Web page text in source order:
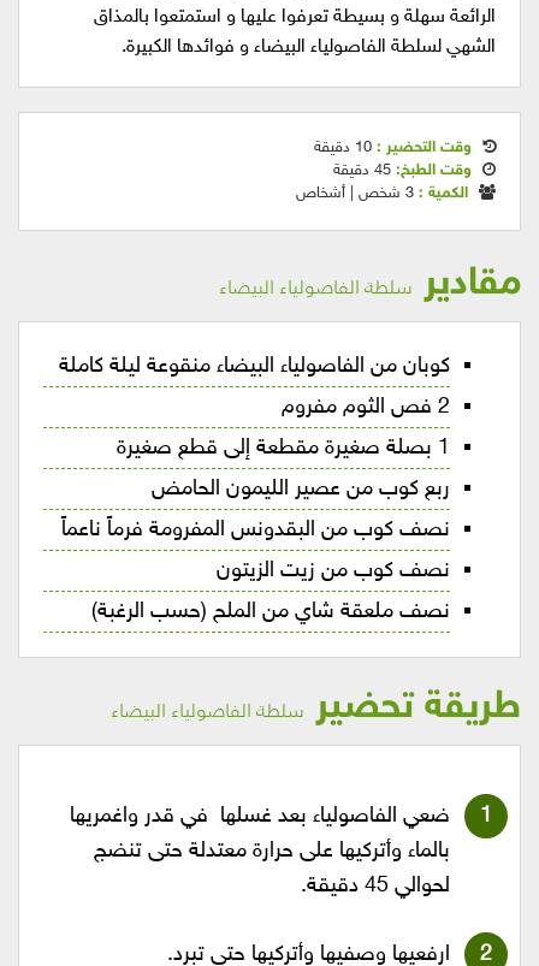
الرائعة سهلة و بسيطة تعرفوا عليها و استمتعوا بالمذاق
الشهي لسلطة الفاصولياء البيضاء و فوائدها الكبيرة.
وقت التحضير : 10 دقيقة
وقت الطبخ: 45 دقيقة
الكمية : 3 شخص | أشخاص
مقادير سلطة الفاصولياء البيضاء
كوبان من الفاصولياء البيضاء منقوعة ليلة كاملة
2 فص الثوم مفروم
1 بصلة صغيرة مقطعة إلى قطع صغيرة
ربع كوب من عصير الليمون الحامض
نصف كوب من البقدونس المفرومة فرماً ناعماً
نصف كوب من زيت الزيتون
نصف ملعقة شاي من الملح (حسب الرغبة)
طريقة تحضير سلطة الفاصولياء البيضاء
ضعي الفاصولياء بعد غسلها في قدر واغمريها
بالماء وأتركيها على حرارة معتدلة حتى تنضج
لحوالي 45 دقيقة.
ارفعيها وصفيها وأتركيها حتى تبرد.